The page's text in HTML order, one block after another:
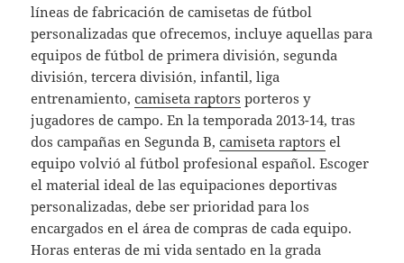
líneas de fabricación de camisetas de fútbol
personalizadas que ofrecemos, incluye aquellas para
equipos de fútbol de primera división, segunda
división, tercera división, infantil, liga
entrenamiento,camiseta raptors porteros y
jugadores de campo. En la temporada 2013-14, tras
dos campañas en Segunda B,camiseta raptors el
equipo volvió al fútbol profesional español. Escoger
el material ideal de las equipaciones deportivas
personalizadas, debe ser prioridad para los
encargados en el área de compras de cada equipo.
Horas enteras de mi vida sentado en la grada